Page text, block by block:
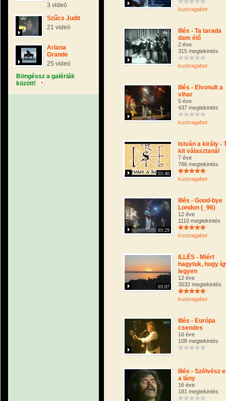
3 videó
Szűcs Judit
21 videó
Ariana
Grande
25 videó
Böngéssz a galériák
között!
kustragabor
Illés - Ta tarada
dam élő
2 éve
315 megtekintés
kustragabor
Illés - Elvonult a
vihar
5 éve
437 megtekintés
kustragabor
03:40
István a király -
kit választanál
7 éve
786 megtekintés
kustragabor
03:29
Illés - Good-bye
London (_96)
12 éve
1110 megtekintés
kustragabor
03:07
ILLÉS - Miért
hagytuk, hogy
legyen
12 éve
3532 megtekintés
kustragabor
Illés - Európa
csendes
16 éve
108 megtekintés
Illés - Szélvész
a lány
16 éve
181 megtekintés